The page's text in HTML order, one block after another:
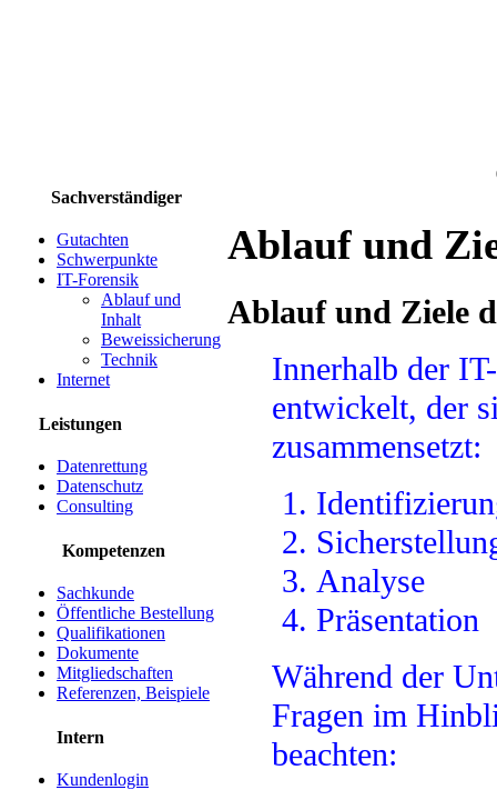
Sachverständiger
Gutachten
Schwerpunkte
IT-Forensik
Ablauf und
Inhalt
Beweissicherung
Technik
Internet
Leistungen
Datenrettung
Datenschutz
Consulting
Kompetenzen
Sachkunde
Öffentliche Bestellung
Qualifikationen
Dokumente
Mitgliedschaften
Referenzen, Beispiele
Intern
Kundenlogin
Ablauf und
Ablauf und Ziele
Innerhalb der
entwickelt, der
zusammensetzt:
Analyse
Präsentation
Während der
Fragen im
beachten: